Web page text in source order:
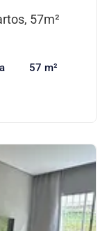
57m²
57 m²